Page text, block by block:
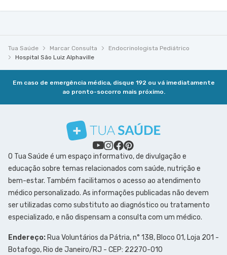
Tua Saúde Marcar Consulta
Endocrinologista Pediátrico
Hospital São Luiz Alphaville
Em caso de emergência médica, disque 192 ou vá imediatamente
ao pronto-socorro mais próximo.
O Tua Saúde é um espaço informativo, de divulgação e
educação sobre temas relacionados com saúde, nutrição e
bem-estar. Também facilitamos o acesso ao atendimento
médico personalizado. As informações publicadas não devem
ser utilizadas como substituto ao diagnóstico ou tratamento
especializado, e não dispensam a consulta com um médico.
Endereço: Rua Voluntários da Pátria, n° 138, Bloco 01, Loja 201 -
Botafogo, Rio de Janeiro/RJ - CEP: 22270-010